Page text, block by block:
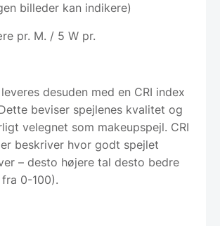
billeder kan indikere)
pr. M. / 5 W pr.
desuden med en CRI index
beviser spejlenes kvalitet og
velegnet som makeupspejl. CRI
beskriver hvor godt spejlet
– desto højere tal desto bedre
0-100).